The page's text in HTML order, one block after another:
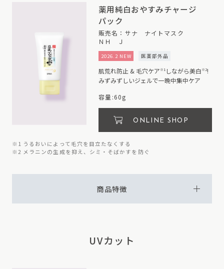
薬用純白おやすみチャージ
パック
販売名：サナ ナイトマスク
ＮＨ Ｊ
2026.2 NEW 医薬部外品
肌荒れ防止 & 毛穴ケア ※1 しながら美白 ※2!
みずみずしいジェルで一晩中集中ケア
容量:60g
ONLINE SHOP
※1 うるおいによって毛穴を目立たなくする
※2 メラニンの生成を抑え、シミ・そばかすを防ぐ
商品特徴
UVカット